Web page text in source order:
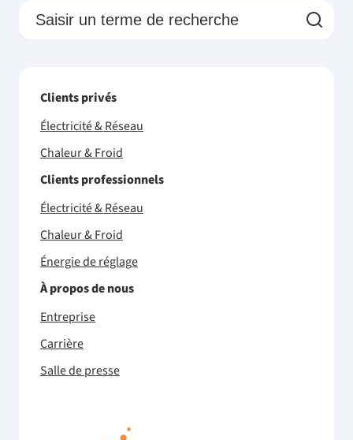
Clients privés
Électricité & Réseau
Chaleur & Froid
Clients professionnels
Électricité & Réseau
Chaleur & Froid
Énergie de réglage
À propos de nous
Entreprise
Carrière
Salle de presse